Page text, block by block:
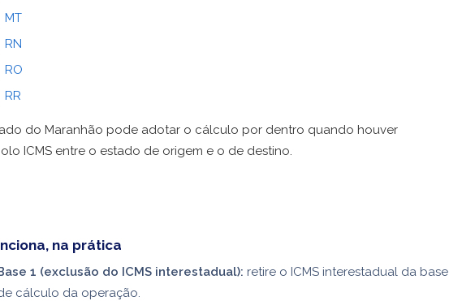
MT
RN
RO
RR
do Maranhão pode adotar o cálculo por dentro quando houver
ICMS entre o estado de origem e o de destino.
na prática
1 (exclusão do ICMS interestadual): retire o ICMS interestadual da base
cálculo da operação.